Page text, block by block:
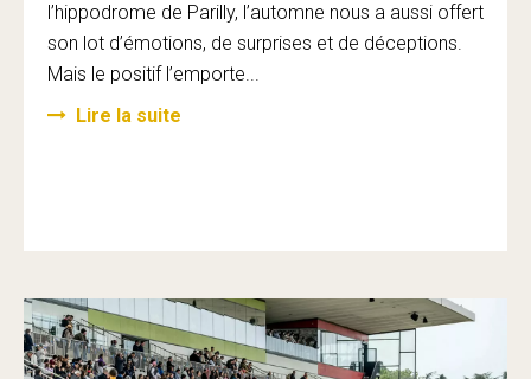
l’hippodrome de Parilly, l’automne nous a aussi offert
son lot d’émotions, de surprises et de déceptions.
Mais le positif l’emporte...
Lire la suite